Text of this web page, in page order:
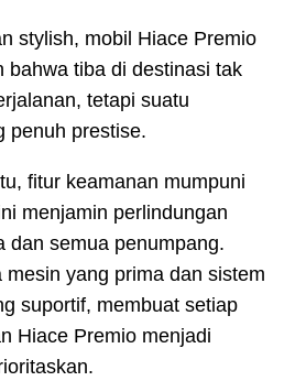
stylish, mobil Hiace Premio
bahwa tiba di destinasi tak
tetapi suatu
penuh prestise.
fitur keamanan mumpuni
menjamin perlindungan
dan semua penumpang.
mesin yang prima dan sistem
suportif, membuat setiap
Hiace Premio menjadi